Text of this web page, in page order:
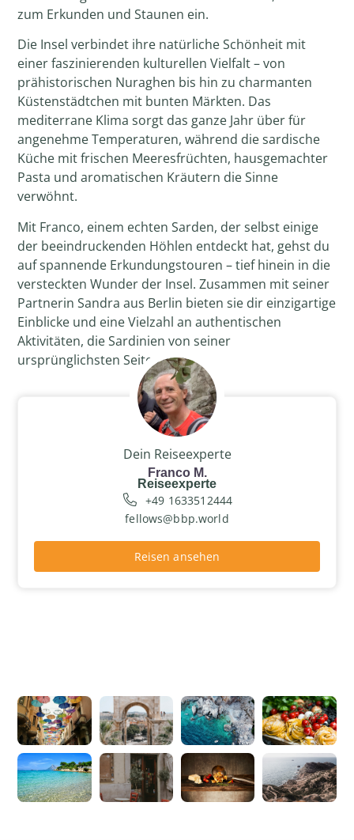
zum Erkunden und Staunen ein.
Die Insel verbindet ihre natürliche Schönheit mit
einer faszinierenden kulturellen Vielfalt – von
prähistorischen Nuraghen bis hin zu charmanten
Küstenstädtchen mit bunten Märkten. Das
mediterrane Klima sorgt das ganze Jahr über für
angenehme Temperaturen, während die sardische
Küche mit frischen Meeresfrüchten, hausgemachter
Pasta und aromatischen Kräutern die Sinne
verwöhnt.
Mit Franco, einem echten Sarden, der selbst einige
der beeindruckenden Höhlen entdeckt hat, gehst du
auf spannende Erkundungstouren – tief hinein in die
versteckten Wunder der Insel. Zusammen mit seiner
Partnerin Sandra aus Berlin bieten sie dir einzigartige
Einblicke und eine Vielzahl an authentischen
Aktivitäten, die Sardinien von seiner
ursprünglichsten Seite zeigen.
Dein Reiseexperte
Franco M.
Reiseexperte
+49 1633512444
fellows@bbp.world
Reisen ansehen